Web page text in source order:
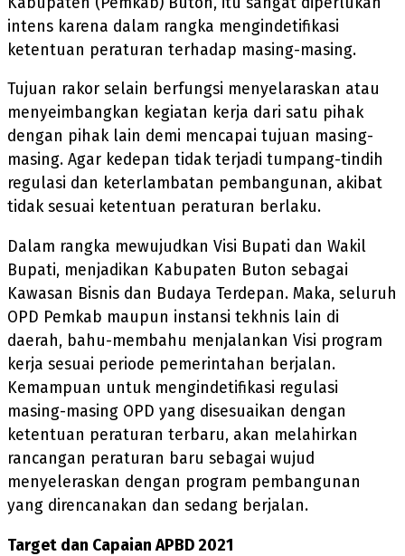
intens karena dalam rangka mengindetifikasi
ketentuan peraturan terhadap masing-masing.
Tujuan rakor selain berfungsi menyelaraskan atau
menyeimbangkan kegiatan kerja dari satu pihak
dengan pihak lain demi mencapai tujuan masing-
masing. Agar kedepan tidak terjadi tumpang-tindih
regulasi dan keterlambatan pembangunan, akibat
tidak sesuai ketentuan peraturan berlaku.
Dalam rangka mewujudkan Visi Bupati dan Wakil
Bupati, menjadikan Kabupaten Buton sebagai
Kawasan Bisnis dan Budaya Terdepan. Maka, seluruh
OPD Pemkab maupun instansi tekhnis lain di
daerah, bahu-membahu menjalankan Visi program
kerja sesuai periode pemerintahan berjalan.
Kemampuan untuk mengindetifikasi regulasi
masing-masing OPD yang disesuaikan dengan
ketentuan peraturan terbaru, akan melahirkan
rancangan peraturan baru sebagai wujud
menyeleraskan dengan program pembangunan
yang direncanakan dan sedang berjalan.
Target dan Capaian APBD 2021